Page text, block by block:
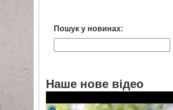
Пошук у новинах:
Наше нове відео